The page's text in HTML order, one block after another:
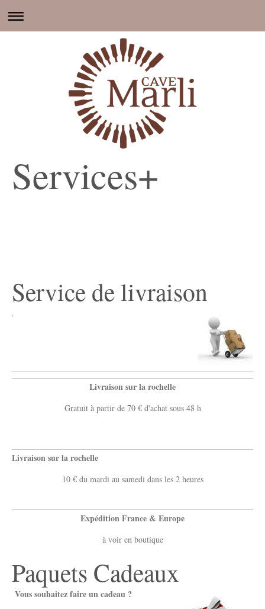
Services+
Service de livraison
.
Livraison sur la rochelle
Gratuit à partir de 70 € d'achat sous 48 h
Livraison sur la rochelle
10 € du mardi au samedi dans les 2 heures
Expédition France & Europe
à voir en boutique
Paquets Cadeaux
Vous souhaitez faire un cadeau ?